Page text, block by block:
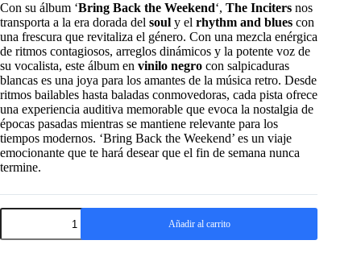
Con su álbum ‘Bring Back the Weekend‘, The Inciters nos
transporta a la era dorada del soul y el rhythm and blues con
una frescura que revitaliza el género. Con una mezcla enérgica
de ritmos contagiosos, arreglos dinámicos y la potente voz de
su vocalista, este álbum en vinilo negro con salpicaduras
blancas es una joya para los amantes de la música retro. Desde
ritmos bailables hasta baladas conmovedoras, cada pista ofrece
una experiencia auditiva memorable que evoca la nostalgia de
épocas pasadas mientras se mantiene relevante para los
tiempos modernos. ‘Bring Back the Weekend’ es un viaje
emocionante que te hará desear que el fin de semana nunca
termine.
THE
-
Añadir al carrito